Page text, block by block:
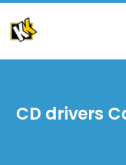
CD drivers